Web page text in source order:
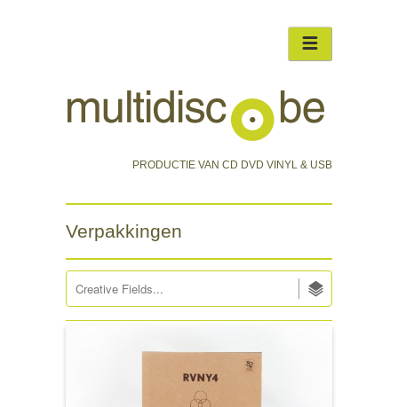
PRODUCTIE VAN CD DVD VINYL & USB
Verpakkingen